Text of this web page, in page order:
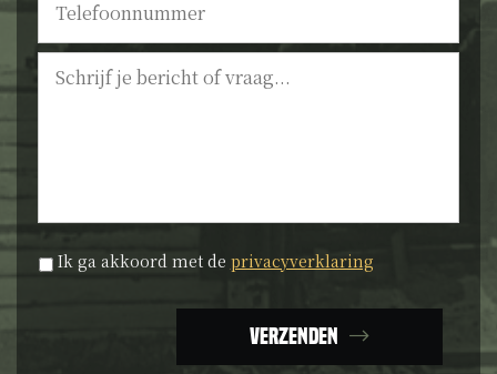
Privacyverklaring *
Ik ga akkoord met de privacyverklaring
Verzenden